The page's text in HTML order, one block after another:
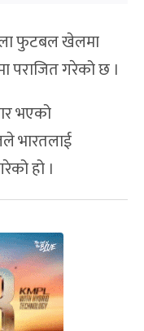
फुटबल खेलमा
पराजित गरेको छ ।
भएको
भारतलाई
हो ।